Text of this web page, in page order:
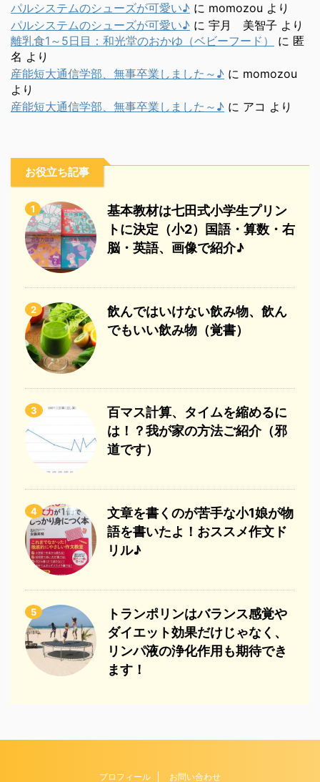
パルシステムのシューズが可愛い♪ に momozou より
パルシステムのシューズが可愛い♪ に 宇月 美智子 より
離乳食1～5日目：和光堂のおかゆ（ベビーフード）
に 匿
名 より
産能短大通信学部、無事卒業しました～♪ に momozou
より
産能短大通信学部、無事卒業しました～♪ に アコ より
お役立ち記事
1
基本教材は七田式小学生プリン
トに決定（小2）国語・算数・右
脳・英語、画像で紹介♪
2
飲んではいけない飲み物、飲ん
でもいい飲み物（覚書）
3
百マス計算、タイムを縮めるに
は！？我が家の方法ご紹介（邪
道です）
4
文章を書くのが苦手な小1娘が物
語を書いたよ！おススメ作文ド
リル♪
5
トランポリンはバランス感覚や
ダイエット効果だけじゃなく、
リンパ液の浄化作用も期待でき
ます！
プロフィール お問い合わせ